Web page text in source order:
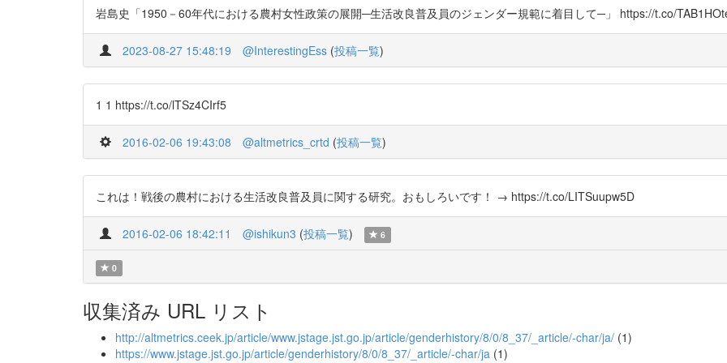
岩島史「1950－60年代における農村女性政策の展開─生活改良普及員のジェンダー規範に着目して─」 https://t.co/
2023-08-27 15:48:19 @InterestingEss (投稿一覧)
1 1 https://t.co/lTSz4CIrf5
2016-02-06 19:43:08 @altmetrics_crtd (投稿一覧)
これは！戦後の農村における生活改良普及員に関する研究。おもしろいです！ → https://t.co/LITSuupw5D
2016-02-06 18:42:11 @ishikun3 (投稿一覧) 6
0
収集済み URL リスト
http://altmetrics.ceek.jp/article/www.jstage.jst.go.jp/article/genderhistory/8/0/8_37/_article/-char/ja/ (1)
https://www.jstage.jst.go.jp/article/genderhistory/8/0/8_37/_article/-char/ja (1)